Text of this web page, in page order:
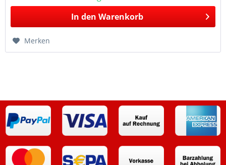
In den Warenkorb
Merken